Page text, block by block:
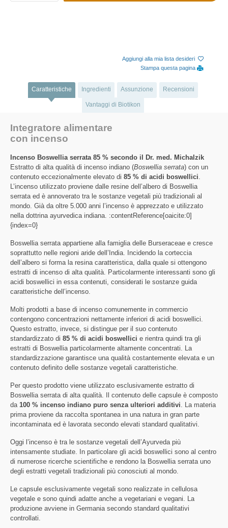
Aggiungi alla mia lista desideri
Stampa questa pagina
Caratteristiche Ingredienti Assunzione Recensioni
Vantaggi di Biotikon
Integratore alimentare
con incenso
Incenso Boswellia serrata 85 % secondo il Dr. med. Michalzik
Estratto di alta qualità di incenso indiano (Boswellia serrata) con un
contenuto eccezionalmente elevato di 85 % di acidi boswellici.
L’incenso utilizzato proviene dalle resine dell’albero di Boswellia
serrata ed è annoverato tra le sostanze vegetali più tradizionali al
mondo. Già da oltre 5.000 anni l’incenso è apprezzato e utilizzato
nella dottrina ayurvedica indiana. :contentReference[oaicite:0]
{index=0}
Boswellia serrata appartiene alla famiglia delle Burseraceae e cresce
soprattutto nelle regioni aride dell’India. Incidendo la corteccia
dell’albero si forma la resina caratteristica, dalla quale si ottengono
estratti di incenso di alta qualità. Particolarmente interessanti sono gli
acidi boswellici in essa contenuti, considerati le sostanze guida
caratteristiche dell’incenso.
Molti prodotti a base di incenso comunemente in commercio
contengono concentrazioni nettamente inferiori di acidi boswellici.
Questo estratto, invece, si distingue per il suo contenuto
standardizzato di 85 % di acidi boswellici e rientra quindi tra gli
estratti di Boswellia particolarmente altamente concentrati. La
standardizzazione garantisce una qualità costantemente elevata e un
contenuto definito delle sostanze vegetali caratteristiche.
Per questo prodotto viene utilizzato esclusivamente estratto di
Boswellia serrata di alta qualità. Il contenuto delle capsule è composto
da 100 % incenso indiano puro senza ulteriori additivi. La materia
prima proviene da raccolta spontanea in una natura in gran parte
incontaminata ed è lavorata secondo elevati standard qualitativi.
Oggi l’incenso è tra le sostanze vegetali dell’Ayurveda più
intensamente studiate. In particolare gli acidi boswellici sono al centro
di numerose ricerche scientifiche e rendono la Boswellia serrata uno
degli estratti vegetali tradizionali più conosciuti al mondo.
Le capsule esclusivamente vegetali sono realizzate in cellulosa
vegetale e sono quindi adatte anche a vegetariani e vegani. La
produzione avviene in Germania secondo standard qualitativi
controllati.